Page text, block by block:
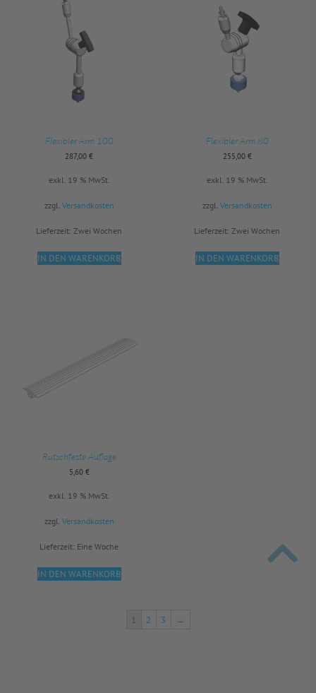
Flexibler Arm 100
287,00 €
exkl. 19 % MwSt.
zzgl. Versandkosten
Lieferzeit: Zwei Wochen
IN DEN WARENKORB
Flexibler Arm 80
255,00 €
exkl. 19 % MwSt.
zzgl. Versandkosten
Lieferzeit: Zwei Wochen
IN DEN WARENKORB
Rutschfeste Auflage
5,60 €
exkl. 19 % MwSt.
zzgl. Versandkosten
Lieferzeit: Eine Woche
IN DEN WARENKORB
1 2 3 →